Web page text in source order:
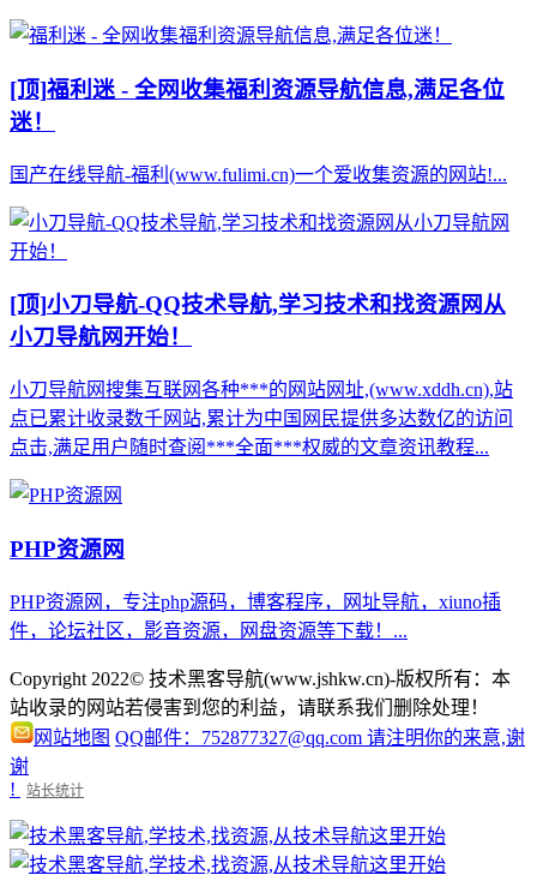
[顶]福利迷 - 全网收集福利资源导航信息,满足各位
迷！
国产在线导航-福利(www.fulimi.cn)一个爱收集资源的网站!...
[顶]小刀导航-QQ技术导航,学习技术和找资源网从
小刀导航网开始！
小刀导航网搜集互联网各种***的网站网址,(www.xddh.cn),站
点已累计收录数千网站,累计为中国网民提供多达数亿的访问
点击,满足用户随时查阅***全面***权威的文章资讯教程...
PHP资源网
PHP资源网，专注php源码，博客程序，网址导航，xiuno插
件，论坛社区，影音资源，网盘资源等下载！...
Copyright 2022© 技术黑客导航(www.jshkw.cn)-版权所有：本
站收录的网站若侵害到您的利益，请联系我们删除处理！
网站地图 QQ邮件：752877327@qq.com 请注明你的来意,谢
谢
!
站长统计